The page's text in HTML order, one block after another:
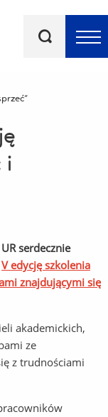
kluczowe
i
serdecznie
V edycję szkolenia
znajdującymi się
akademickich,
ze
z trudnościami